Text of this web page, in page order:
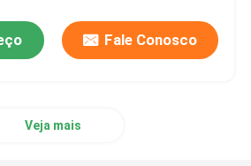
Fale Conosco
Veja mais